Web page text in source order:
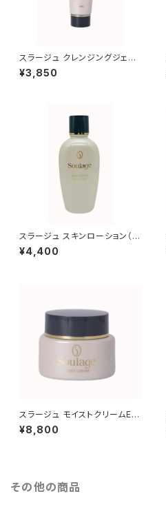
スラージュ クレンジングジェル（
クレンジング）
¥3,850
スラージュ スキンローション（化
粧水）
¥4,400
スラージュ モイストクリームE
（保湿用クリーム）
¥8,800
その他の商品